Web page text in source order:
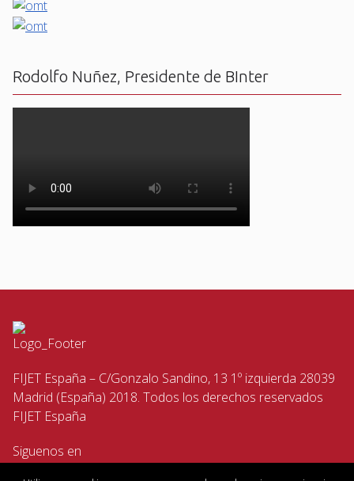
Rodolfo Nuñez, Presidente de BInter
FIJET España – C/Gonzalo Sandino, 13 1º izquierda 28039
Madrid (España) 2018. Todos los derechos reservados
FIJET España
Siguenos en